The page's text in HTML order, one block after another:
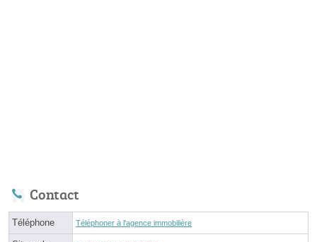
Contact
Téléphone Téléphoner à l'agence immobilière